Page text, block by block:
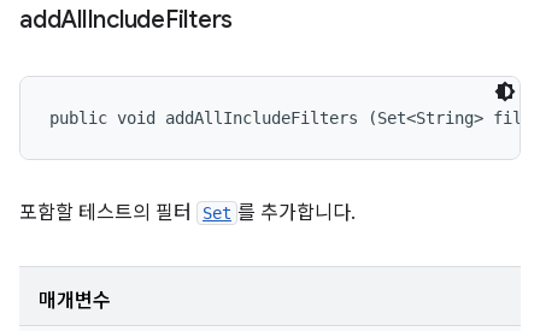
addAllIncludeFilters
public void addAllIncludeFilters (Set<String>
포함할 테스트의 필터 Set 를 추가합니다.
매개변수